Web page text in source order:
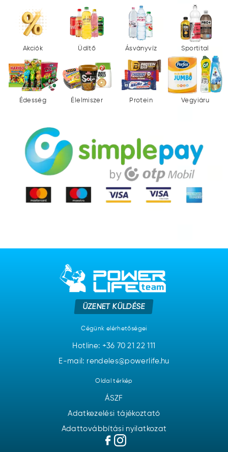
Akciók Üdítő Ásványvíz Sportital
Édesség Élelmiszer Protein Vegyiáru
ÜZENET KÜLDÉSE
Cégünk elérhetőségei
Hotline: +36 70 21 22 111
E-mail: rendeles@powerlife.hu
Oldal térkép
ÁSZF
Adatkezelési tájékoztató
Adattovábbítási nyilatkozat